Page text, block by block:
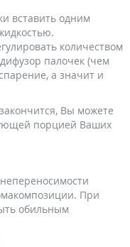
вставить одним
количеством
палочек (чем
а значит и
Вы можете
порцией Ваших
При
обильным